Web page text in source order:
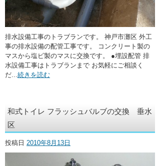
排水設備工事のトラブランです。 神戸市灘区 外工
事の排水設備の配管工事です。 コンクリート製の
マスから塩ビ製のマスに交換です。 ●埋設配管 排
水設備工事はトラブランまで お気軽にご相談く
だ... 続きを読む
和式トイレ フラッシュバルブの交換 垂水
区
投稿日 2010年8月13日